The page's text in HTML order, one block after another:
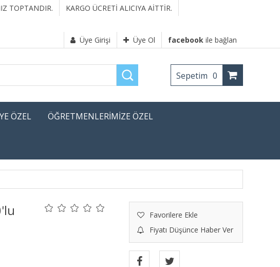
TOPTANDIR.
KARGO ÜCRETİ ALICIYA AİTTİR.
Üye Girişi
Üye Ol facebook ile bağlan
Sepetim 0
ÖZEL ÖĞRETMENLERİMİZE ÖZEL
Favorilere Ekle
Fiyatı Düşünce Haber Ver